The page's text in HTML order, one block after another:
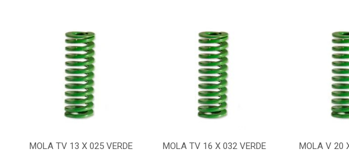
MOLA TV 13 X 025 VERDE MOLA TV 16 X 032 VERDE MOLA V 20